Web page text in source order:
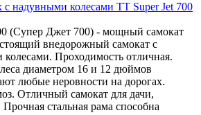
с надувными колесами TT Super Jet 700
(Супер Джет 700) - мощный самокат
внедорожный самокат с
Проходимость отличная.
диаметром 16 и 12 дюймов
любые неровности на дорогах.
Отличный самокат для дачи,
стальная рама способна